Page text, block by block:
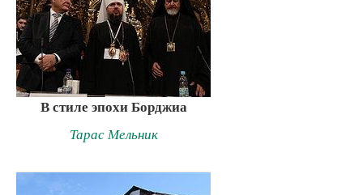
В стиле эпохи Борджиа
Тарас Мельник